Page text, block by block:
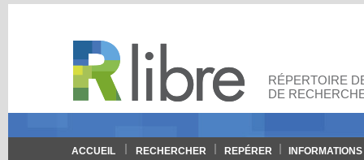
RÉPERTOIRE
DE
ACCUEIL RECHERCHER REPÉRER INFORMATIONS